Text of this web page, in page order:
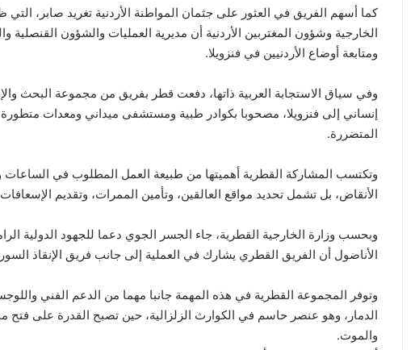
كما أسهم الفريق في العثور على جثمان المواطنة الأردنية تغريد صابر،
الخارجية وشؤون المغتربين الأردنية أن مديرية العمليات والشؤون القنصلية
ومتابعة أوضاع الأردنيين في فنزويلا.
وفي سياق الاستجابة العربية ذاتها، دفعت قطر بفريق من مجموعة البحث
إنساني إلى فنزويلا، مصحوبا بكوادر طبية ومستشفى ميداني ومعدات
المتضررة.
وتكتسب المشاركة القطرية أهميتها من طبيعة العمل المطلوب في الساعات
الأنقاض، بل تشمل تحديد مواقع العالقين، وتأمين الممرات، وتقديم
وبحسب وزارة الخارجية القطرية، جاء الجسر الجوي دعما للجهود الدولية
الأناضول أن الفريق القطري يشارك في العملية إلى جانب فريق الإنقاذ
وتوفر المجموعة القطرية في هذه المهمة جانبا مهما من الدعم الفني
الدمار، وهو عنصر حاسم في الكوارث الزلزالية، حين تصبح القدرة على فتح
والموت.